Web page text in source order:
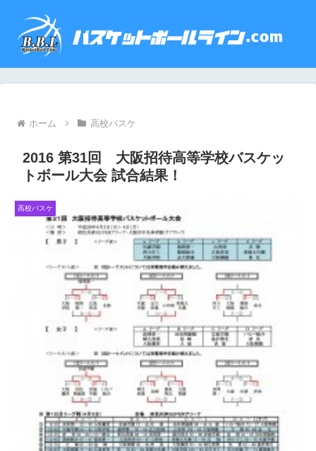
ホーム 高校バスケ
2016 第31回 大阪招待高等学校バスケッ
トボール大会 試合結果！
高校バスケ